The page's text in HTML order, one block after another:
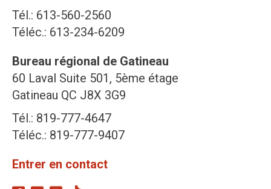
Tél.: 613-560-2560
Téléc.: 613-234-6209
Bureau régional de Gatineau
60 Laval Suite 501, 5ème étage
Gatineau QC J8X 3G9
Tél.: 819-777-4647
Téléc.: 819-777-9407
Entrer en contact